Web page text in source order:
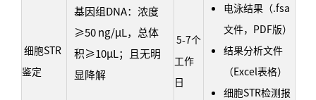
细胞STR
鉴定
基因组DNA：浓度
≥50 ng/μL，总体
积≥10μL；且无明
显降解
5-7个
工作
日
电泳结果（.fsa
文件，PDF版）
结果分析文件
（Excel表格）
细胞STR检测报